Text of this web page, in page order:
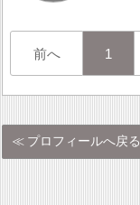
前へ 1
プロフィールへ戻る